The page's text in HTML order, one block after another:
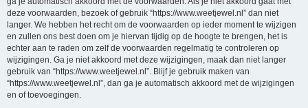
deze voorwaarden, bezoek of gebruik “https://www.weetjewel.nl” dan niet
langer. We hebben het recht om de voorwaarden op ieder moment te wijzigen
en zullen ons best doen om je hiervan tijdig op de hoogte te brengen, het is
echter aan te raden om zelf de voorwaarden regelmatig te controleren op
wijzigingen. Ga je niet akkoord met deze wijzigingen, maak dan niet langer
gebruik van “https://www.weetjewel.nl”. Blijf je gebruik maken van
“https://www.weetjewel.nl”, dan ga je automatisch akkoord met de wijzigingen
en of toevoegingen.